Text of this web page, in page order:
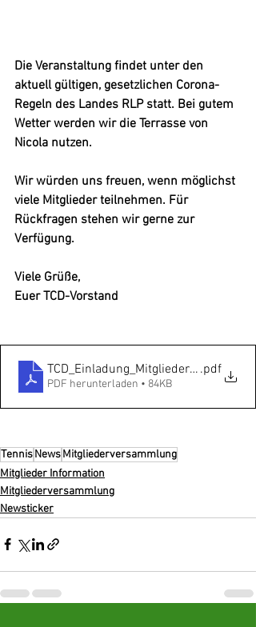
Die Veranstaltung findet unter den
aktuell gültigen, gesetzlichen Corona-
Regeln des Landes RLP statt. Bei gutem
Wetter werden wir die Terrasse von
Nicola nutzen.
Wir würden uns freuen, wenn möglichst
viele Mitglieder teilnehmen. Für
Rückfragen stehen wir gerne zur
Verfügung.
Viele Grüße,
Euer TCD-Vorstand
.pdf
PDF herunterladen • 84KB
TennisNewsMitgliederversammlung
Mitglieder Information
Mitgliederversammlung
Newsticker